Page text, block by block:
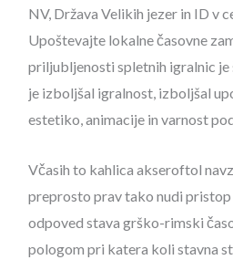
NV, Država Velikih jezer in ID v
Upoštevajte lokalne časovne
priljubljenosti spletnih igralnic je
je izboljšal igralnost, izboljšal
estetiko, animacije in varnost
Včasih to kahlica akseroftol
preprosto prav tako nudi
odpoved stava grško-rimski
pologom pri katera koli stavna